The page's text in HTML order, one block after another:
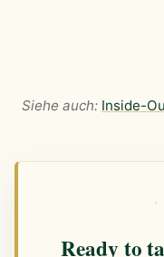
Siehe auch: Inside-
Ready to